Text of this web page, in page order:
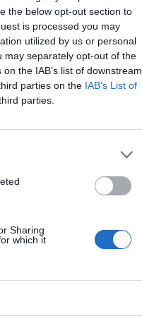
the below opt-out section to
is processed you may
utilized by us or personal
may separately opt-out of the
the IAB’s list of downstream
parties on the IAB’s List of
parties.
Sharing
which it
kai
ftanei
tous